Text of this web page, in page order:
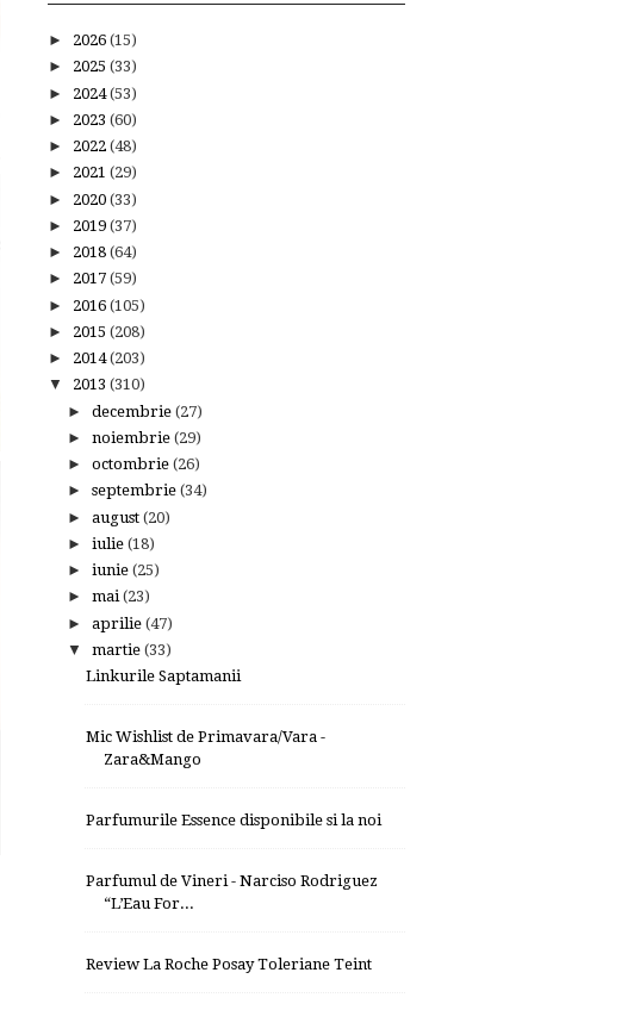
► 2026 (15)
► 2025 (33)
► 2024(53)
► 2023 (60)
► 2022 (48)
► 2021 (29)
► 2020 (33)
► 2019 (37)
► 2018 (64)
► 2017 (59)
► 2016 (105)
► 2015 (208)
► 2014(203)
▼ 2013 (310)
► decembrie (27)
► noiembrie (29)
► octombrie (26)
► septembrie (34)
► august (20)
► iulie (18)
► iunie (25)
► mai(23)
► aprilie (47)
▼ martie (33)
Linkurile Saptamanii
Mic Wishlist de Primavara/Vara -
Zara&Mango
Parfumurile Essence disponibile si la noi
Parfumul de Vineri - Narciso Rodriguez
“L’Eau For...
Review La Roche Posay Toleriane Teint